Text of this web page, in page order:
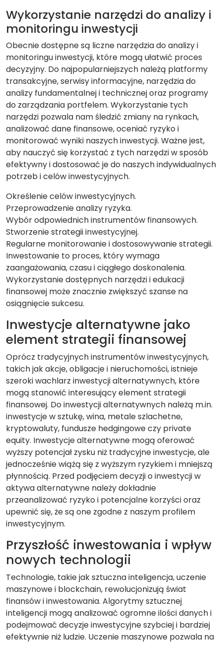
Wykorzystanie narzędzi do analizy i
monitoringu inwestycji
Obecnie dostępne są liczne narzędzia do analizy i
monitoringu inwestycji, które mogą ułatwić proces
decyzyjny. Do najpopularniejszych należą platformy
transakcyjne, serwisy informacyjne, narzędzia do
analizy fundamentalnej i technicznej oraz programy
do zarządzania portfelem. Wykorzystanie tych
narzędzi pozwala nam śledzić zmiany na rynkach,
analizować dane finansowe, oceniać ryzyko i
monitorować wyniki naszych inwestycji. Ważne jest,
aby nauczyć się korzystać z tych narzędzi w sposób
efektywny i dostosować je do naszych indywidualnych
potrzeb i celów inwestycyjnych.
Określenie celów inwestycyjnych.
Przeprowadzenie analizy ryzyka.
Wybór odpowiednich instrumentów finansowych.
Stworzenie strategii inwestycyjnej.
Regularne monitorowanie i dostosowywanie strategii.
Inwestowanie to proces, który wymaga
zaangażowania, czasu i ciągłego doskonalenia.
Wykorzystanie dostępnych narzędzi i edukacji
finansowej może znacznie zwiększyć szanse na
osiągnięcie sukcesu.
Inwestycje alternatywne jako
element strategii finansowej
Oprócz tradycyjnych instrumentów inwestycyjnych,
takich jak akcje, obligacje i nieruchomości, istnieje
szeroki wachlarz inwestycji alternatywnych, które
mogą stanowić interesujący element strategii
finansowej. Do inwestycji alternatywnych należą m.in.
inwestycje w sztukę, wina, metale szlachetne,
kryptowaluty, fundusze hedgingowe czy private
equity. Inwestycje alternatywne mogą oferować
wyższy potencjał zysku niż tradycyjne inwestycje, ale
jednocześnie wiążą się z wyższym ryzykiem i mniejszą
płynnością. Przed podjęciem decyzji o inwestycji w
aktywa alternatywne należy dokładnie
przeanalizować ryzyko i potencjalne korzyści oraz
upewnić się, że są one zgodne z naszym profilem
inwestycyjnym.
Przyszłość inwestowania i wpływ
nowych technologii
Technologie, takie jak sztuczna inteligencja, uczenie
maszynowe i blockchain, rewolucjonizują świat
finansów i inwestowania. Algorytmy sztucznej
inteligencji mogą analizować ogromne ilości danych i
podejmować decyzje inwestycyjne szybciej i bardziej
efektywnie niż ludzie. Uczenie maszynowe pozwala na